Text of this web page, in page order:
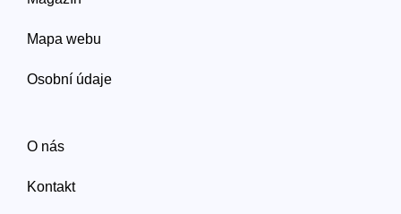
Mapa webu
Osobní údaje
O nás
Kontakt